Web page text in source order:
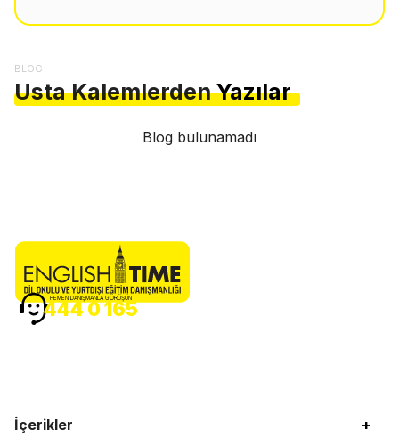
BLOG
Usta Kalemlerden Yazılar
Blog bulunamadı
İçerikler +
HEMEN DANIŞMANLA GÖRÜŞÜN
444 0 165